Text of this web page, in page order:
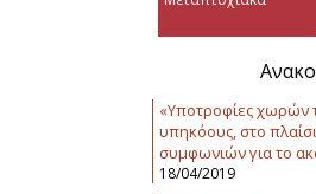
«Υποτροφίες χωρών
υπηκόους, στο
συμφωνιών για το
18/04/2019